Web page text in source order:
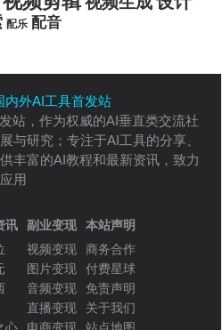
配乐 配音
站，作为权威的AI垂直类交流社
与研究；专注于AI工具的分享、
丰富的AI教程和最新资讯，致力
用
讯
副业变现
视频变现
图片变现
音频变现
直播变现
本站声明
商务合作
付费星球
免责声明
关于我们